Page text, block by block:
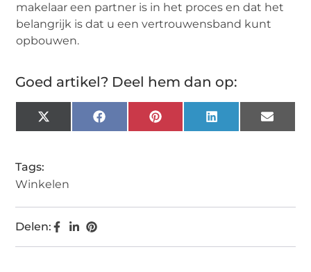
makelaar een partner is in het proces en dat het
belangrijk is dat u een vertrouwensband kunt
opbouwen.
Goed artikel? Deel hem dan op:
X
(Twitter)
FacebookPinterest LinkedIn Email
Tags:
Winkelen
Delen: